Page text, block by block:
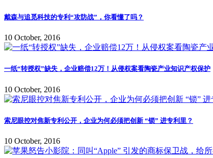
戴森与追觅科技的专利“攻防战”，你看懂了吗？
10 October, 2016
一纸“转授权”缺失，企业赔偿12万！从侵权案看陶瓷产业知识产权保护
10 October, 2016
索尼眼控对焦新专利公开，企业为何必须把创新 “锁” 进专利里？
10 October, 2016